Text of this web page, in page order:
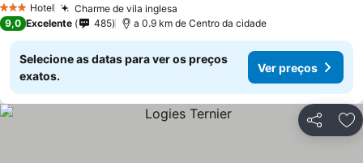
3 EstrelasHotel Charme de vila inglesa
9,0 Excelente 485 a 0.9 km de Centro da cidade
Selecione as datas para ver os preços
exatos.
Ver preços
Partilhar